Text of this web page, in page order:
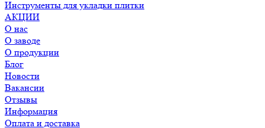
Инструменты для укладки плитки
АКЦИИ
О нас
О заводе
О продукции
Блог
Новости
Вакансии
Отзывы
Информация
Оплата и доставка